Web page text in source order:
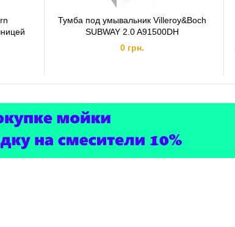
Тумба под умывальник Villeroy&Boch
SUBWAY 2.0 A91500DH
0 грн.